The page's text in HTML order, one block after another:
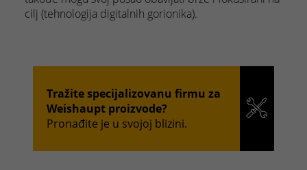
cilj (tehnologija digitalnih gorionika).
Tražite specijalizovanu firmu za
Weishaupt proizvode?
Pronađite je u svojoj blizini.